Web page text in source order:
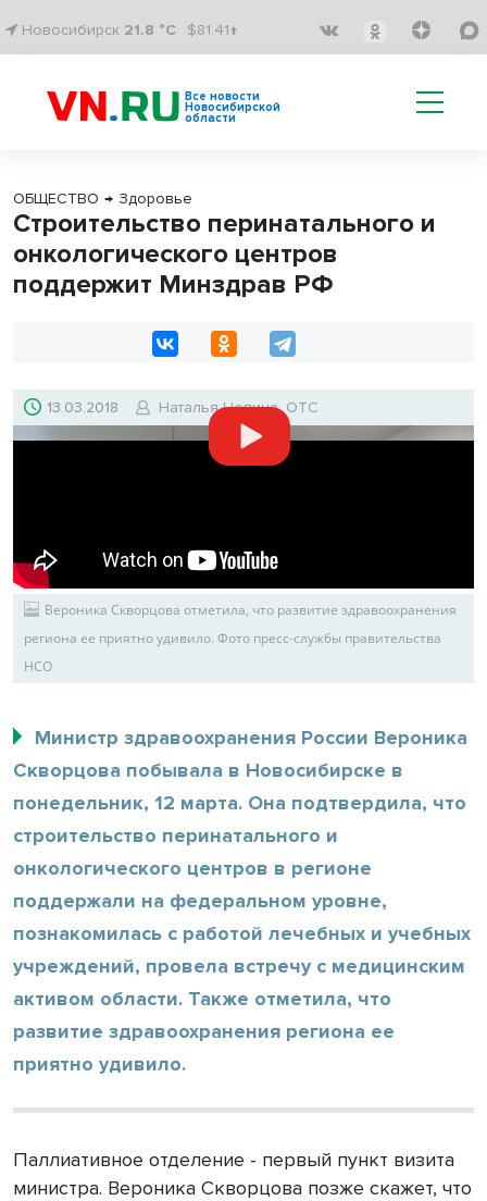
Новосибирск 21.8 °C $81.41↑
Все новости
Новосибирской
области
ОБЩЕСТВО → Здоровье
Строительство перинатального и
онкологического центров
поддержит Минздрав РФ
13.03.2018 Наталья Цопина, ОТС
Вероника Скворцова отметила, что развитие здравоохранения
региона ее приятно удивило. Фото пресс-службы правительства
НСО
Министр здравоохранения России Вероника
Скворцова побывала в Новосибирске в
понедельник, 12 марта. Она подтвердила, что
строительство перинатального и
онкологического центров в регионе
поддержали на федеральном уровне,
познакомилась с работой лечебных и учебных
учреждений, провела встречу с медицинским
активом области. Также отметила, что
развитие здравоохранения региона ее
приятно удивило.
Паллиативное отделение - первый пункт визита
министра. Вероника Скворцова позже скажет, что